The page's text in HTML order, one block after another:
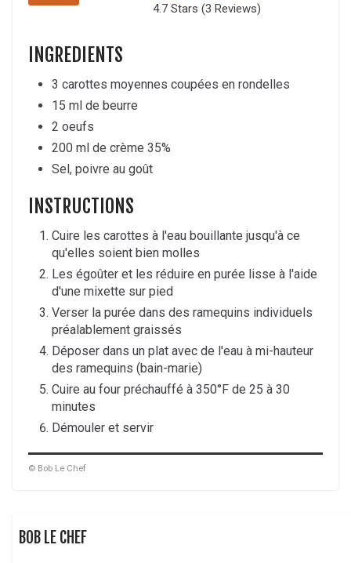
4.7 Stars (3 Reviews)
INGREDIENTS
3 carottes moyennes coupées en rondelles
15 ml de beurre
2 oeufs
200 ml de crème 35%
Sel, poivre au goût
INSTRUCTIONS
Cuire les carottes à l'eau bouillante jusqu'à ce
qu'elles soient bien molles
Les égoûter et les réduire en purée lisse à l'aide
d'une mixette sur pied
Verser la purée dans des ramequins individuels
préalablement graissés
Déposer dans un plat avec de l'eau à mi-hauteur
des ramequins (bain-marie)
Cuire au four préchauffé à 350°F de 25 à 30
minutes
Démouler et servir
© Bob Le Chef
BOB LE CHEF